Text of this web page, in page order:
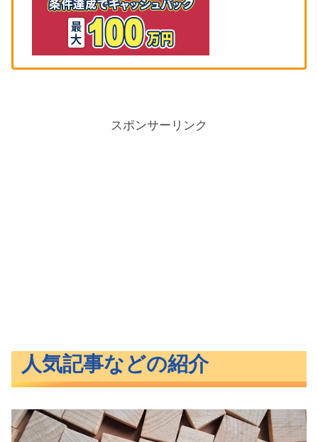
スポンサーリンク
人気記事などの紹介